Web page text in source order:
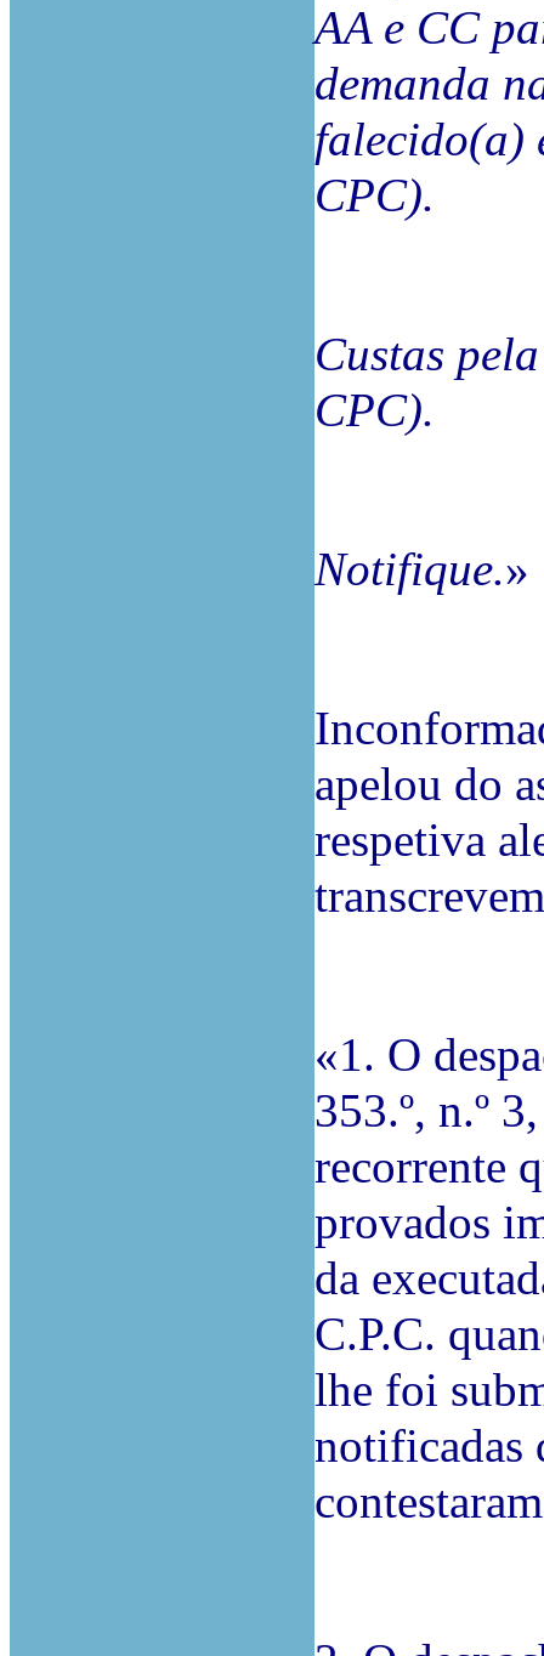
AA e CC
demanda
falecido(a)
CPC).
Custas
CPC).
Notifique.»
apelou do
respetiva
«1. O
353.º, n.º
recorrente
provados
da
C.P.C.
lhe foi
notificadas